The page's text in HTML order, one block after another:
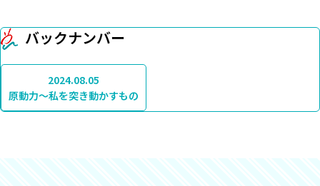
バックナンバー
2024.08.05
原動力～私を突き動かすもの